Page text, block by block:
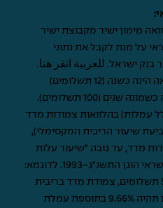
מימון ישיר מקבוצת ישיר
על מנת לקבל את נתוני
בנק ישראל. للعربية انقر هنا.
התקופה המינימלית להחזר הלוואה הינה כשנה (12 תשלומים)
והמקסימלית להחזר הלוואה הינה כשמונה שנים (100 תשלומים).
עמלות) בהלוואות צמודות מדד
(קביעת שיעור הריבית המקסימלי),
צמודות מדד, עד גובה "שיעור עלות
האשראי המרבי" בהתאם לחוק אשראי הוגן התשנ"ג-1993. לדוגמא:
בהלוואה על סך 30,000 ₪, ב- 55 תשלומים, צמודת מדד בריבית
בשיעור של 8.5%, העלות הכוללת תהיה 9.66% בתוספת עמלת